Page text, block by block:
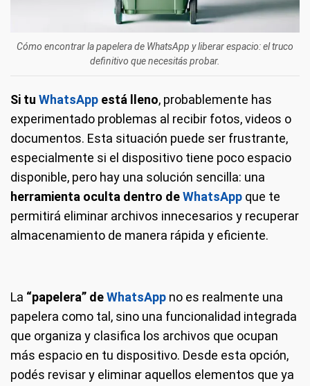
Cómo encontrar la papelera de WhatsApp y liberar espacio: el truco
definitivo que necesitás probar.
Si tu WhatsApp está lleno, probablemente has
experimentado problemas al recibir fotos, videos o
documentos. Esta situación puede ser frustrante,
especialmente si el dispositivo tiene poco espacio
disponible, pero hay una solución sencilla: una
herramienta oculta dentro deWhatsApp que te
permitirá eliminar archivos innecesarios y recuperar
almacenamiento de manera rápida y eficiente.
La “papelera” deWhatsApp no es realmente una
papelera como tal, sino una funcionalidad integrada
que organiza y clasifica los archivos que ocupan
más espacio en tu dispositivo. Desde esta opción,
podés revisar y eliminar aquellos elementos que ya